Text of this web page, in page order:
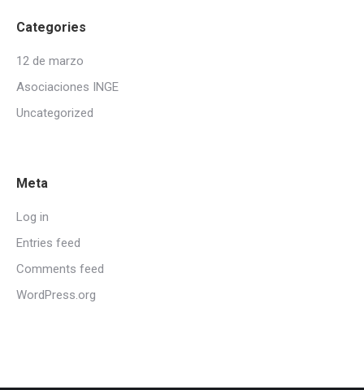
Categories
12 de marzo
Asociaciones INGE
Uncategorized
Meta
Log in
Entries feed
Comments feed
WordPress.org